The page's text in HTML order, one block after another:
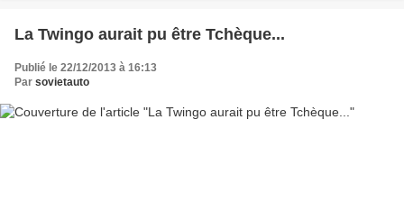
La Twingo aurait pu être Tchèque...
Publié le 22/12/2013 à 16:13
Par sovietauto